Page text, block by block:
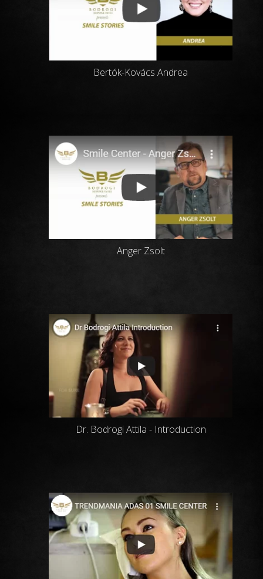
Bertók-Kovács Andrea
Anger Zsolt
Dr. Bodrogi Attila - Introduction